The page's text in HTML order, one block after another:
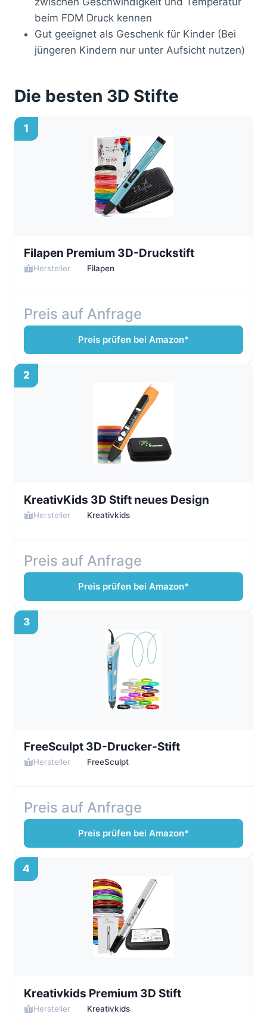
beim FDM Druck kennen
Gut geeignet als Geschenk für Kinder (Bei
jüngeren Kindern nur unter Aufsicht nutzen)
Die besten 3D Stifte
1
Filapen Premium 3D-Druckstift
Hersteller Filapen
Preis auf Anfrage
Preis prüfen bei Amazon*
2
KreativKids 3D Stift neues Design
Hersteller Kreativkids
Preis auf Anfrage
Preis prüfen bei Amazon*
3
FreeSculpt 3D-Drucker-Stift
Hersteller FreeSculpt
Preis auf Anfrage
Preis prüfen bei Amazon*
4
Kreativkids Premium 3D Stift
Hersteller Kreativkids